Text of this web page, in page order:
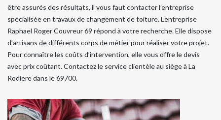
être assurés des résultats, il vous faut contacter l’entreprise
spécialisée en travaux de changement de toiture. L’entreprise
Raphael Roger Couvreur 69 répond à votre recherche. Elle dispose
d’artisans de différents corps de métier pour réaliser votre projet.
Pour connaître les coûts d’intervention, elle vous offre le devis
avec prix coûtant. Contactez le service clientèle au siège à La
Rodiere dans le 69700.